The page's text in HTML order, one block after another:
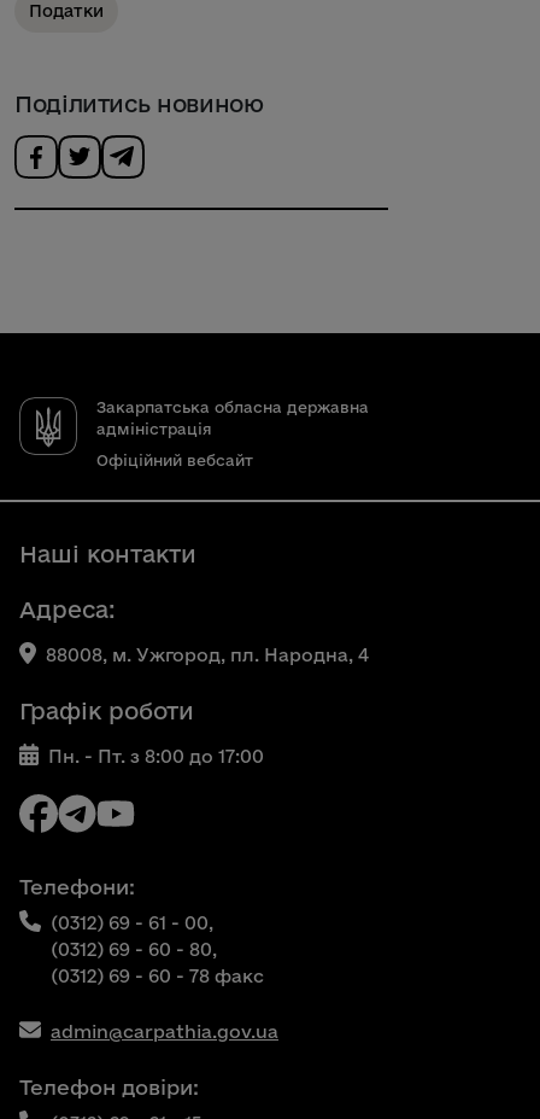
Податки
Поділитись новиною
Закарпатська обласна державна
адміністрація
Офіційний вебсайт
Наші контакти
Адреса:
88008, м. Ужгород, пл. Народна, 4
Графік роботи
Пн. - Пт. з 8:00 до 17:00
Телефони:
(0312) 69 - 61 - 00,
(0312) 69 - 60 - 80,
(0312) 69 - 60 - 78 факс
admin@carpathia.gov.ua
Телефон довіри: